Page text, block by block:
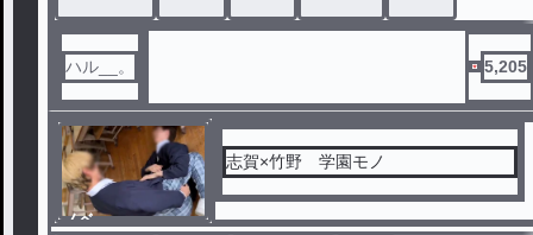
ハル__。 5,205
ノベ
志賀×竹野 学園モノ